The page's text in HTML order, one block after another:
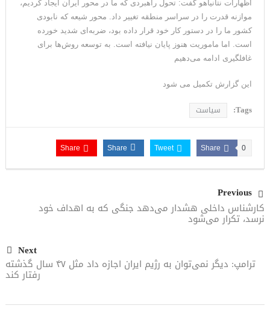
اظهارات نتانیاهو گفت: تحول راهبردی که ما در محور ایران ایجاد کردیم،
موازنه قدرت را در سراسر منطقه تغییر داد. محور شیعه که نابودی
کشور ما را در دستور کار خود قرار داده بود، ضربه‌ای شدید خورده
است. اما ماموریت هنوز پایان نیافته است. به توسعه روش‌ها برای
غافلگیری ادامه می‌دهیم
این گزارش تکمیل می شود
Tags: سیاست
Share 0
Tweet
Share
Share
Previous
کارشناس داخلی هشدار می‌دهد جنگی که به اهداف خود
نرسد، تکرار می‌شود
Next
ترامپ: دیگر نمی‌توان به رژیم ایران اجازه داد مثل ۴۷ سال گذشته
رفتار کند